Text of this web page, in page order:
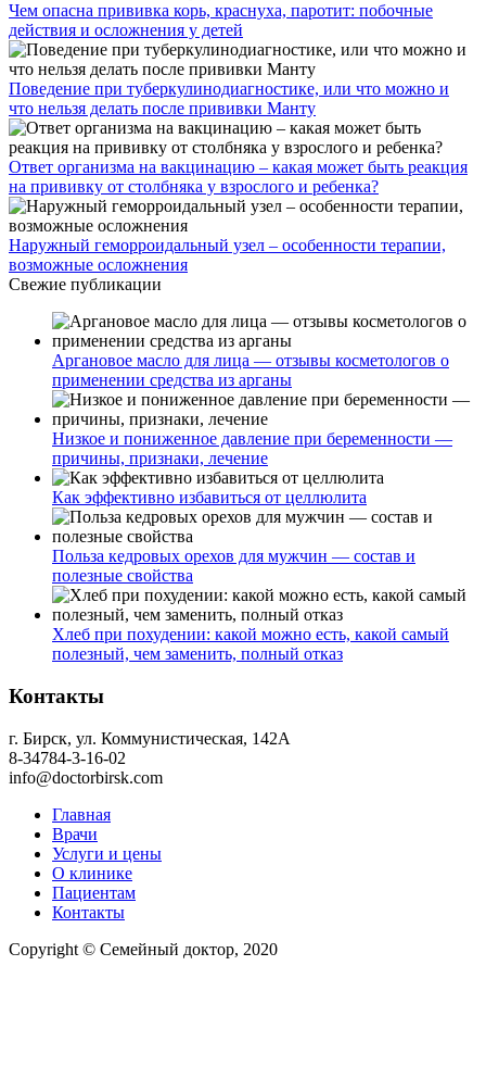
Чем опасна прививка корь, краснуха, паротит: побочные
действия и осложнения у детей
Поведение при туберкулинодиагностике, или что можно и
что нельзя делать после прививки Манту
Ответ организма на вакцинацию – какая может быть реакция
на прививку от столбняка у взрослого и ребенка?
Наружный геморроидальный узел – особенности терапии,
возможные осложнения
Свежие публикации
Аргановое масло для лица — отзывы косметологов о
применении средства из арганы
Низкое и пониженное давление при беременности —
причины, признаки, лечение
Как эффективно избавиться от целлюлита
Польза кедровых орехов для мужчин — состав и
полезные свойства
Хлеб при похудении: какой можно есть, какой самый
полезный, чем заменить, полный отказ
Контакты
г. Бирск, ул. Коммунистическая, 142А
8-34784-3-16-02
info@doctorbirsk.com
Главная
Врачи
Услуги и цены
О клинике
Пациентам
Контакты
Copyright © Семейный доктор, 2020